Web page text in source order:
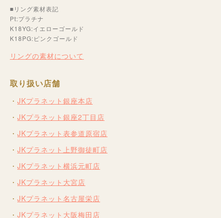
■リング素材表記
Pt:プラチナ
K18YG:イエローゴールド
K18PG:ピンクゴールド
リングの素材について
取り扱い店舗
JKプラネット銀座本店
JKプラネット銀座2丁目店
JKプラネット表参道原宿店
JKプラネット上野御徒町店
JKプラネット横浜元町店
JKプラネット大宮店
JKプラネット名古屋栄店
JKプラネット大阪梅田店